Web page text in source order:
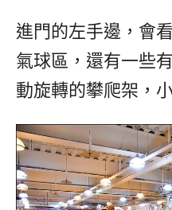
進門的左手邊，會
氣球區，還有一些
動旋轉的攀爬架，